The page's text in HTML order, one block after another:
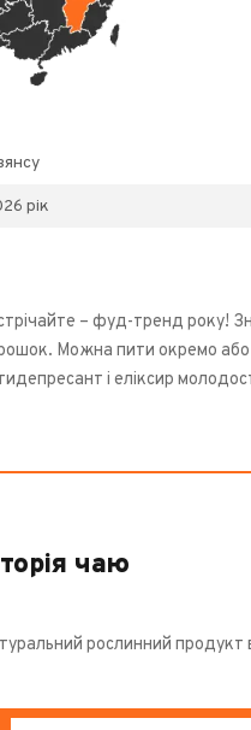
рік
– фуд-тренд року!
Можна пити окремо або
і еліксир
чаю
рослинний продукт